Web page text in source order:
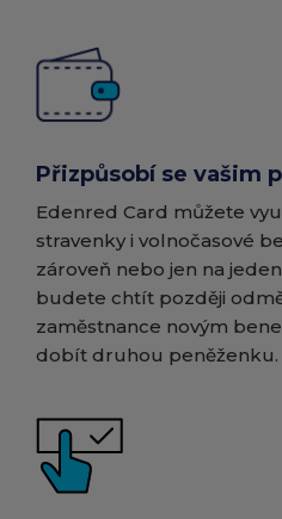
Přizpůsobí se vašim
Edenred Card můžete
stravenky i volnočasové
zároveň nebo jen na
budete chtít později
zaměstnance novým
dobít druhou peněženku.